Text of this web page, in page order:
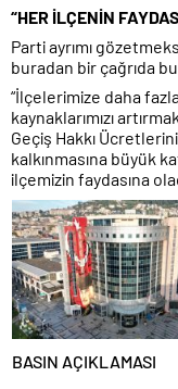
“HER İLÇENİN
Parti ayrımı
buradan bir çağrıda
“İlçelerimize daha
kaynaklarımızı
Geçiş Hakkı
kalkınmasına büyük
ilçemizin faydasına
BASIN AÇIKLAMASI